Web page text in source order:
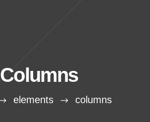
Columns
elements columns